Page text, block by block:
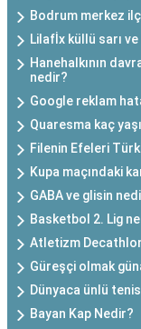
Bodrum merkez
Lilafİx küllü sarı ve
Hanehalkının
nedir?
Google reklam
Quaresma kaç
Filenin Efeleri
Kupa maçındaki
GABA ve glisin
Basketbol 2. Lig
Atletizm
Güreşçi olmak
Dünyaca ünlü
Bayan Kap Nedir?